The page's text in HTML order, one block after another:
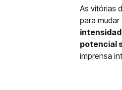
As vitórias
para
potencial
imprensa